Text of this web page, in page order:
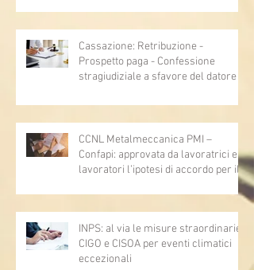
Cassazione: Retribuzione -
Prospetto paga - Confessione
stragiudiziale a sfavore del datore di
articoli 1362, 2697, 2730, 2732, 2734
e 2735)
CCNL Metalmeccanica PMI –
Confapi: approvata da lavoratrici e
lavoratori l’ipotesi di accordo per il
INPS: al via le misure straordinarie
CIGO e CISOA per eventi climatici
eccezionali